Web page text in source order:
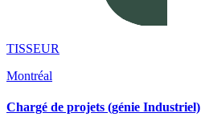
TISSEUR
Montréal
Chargé de projets (génie Industriel)